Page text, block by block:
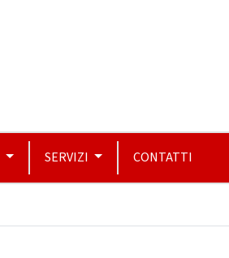
SERVIZI CONTATTI